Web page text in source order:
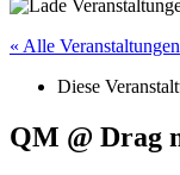
« Alle Veranstaltungen
Diese
QM @ Drag